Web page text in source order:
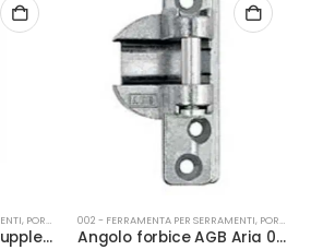
, PORTA-FINESTRA
Angolare chiusura supplementare ARTECH L 185
002 - FERRAMENTA PER SERRAMENTI, PORTA-FINESTRA
Angolo forbice AGB Aria 04 Battuta 15 con dado 0A00046815